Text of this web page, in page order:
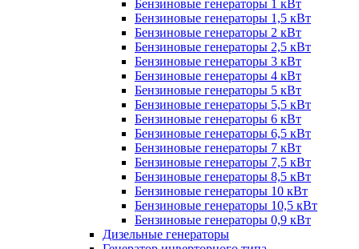
Бензиновые генераторы 1 кВт
Бензиновые генераторы 1,5 кВт
Бензиновые генераторы 2 кВт
Бензиновые генераторы 2,5 кВт
Бензиновые генераторы 3 кВт
Бензиновые генераторы 4 кВт
Бензиновые генераторы 5 кВт
Бензиновые генераторы 5,5 кВт
Бензиновые генераторы 6 кВт
Бензиновые генераторы 6,5 кВт
Бензиновые генераторы 7 кВт
Бензиновые генераторы 7,5 кВт
Бензиновые генераторы 8,5 кВт
Бензиновые генераторы 10 кВт
Бензиновые генераторы 10,5 кВт
Бензиновые генераторы 0,9 кВт
Дизельные генераторы